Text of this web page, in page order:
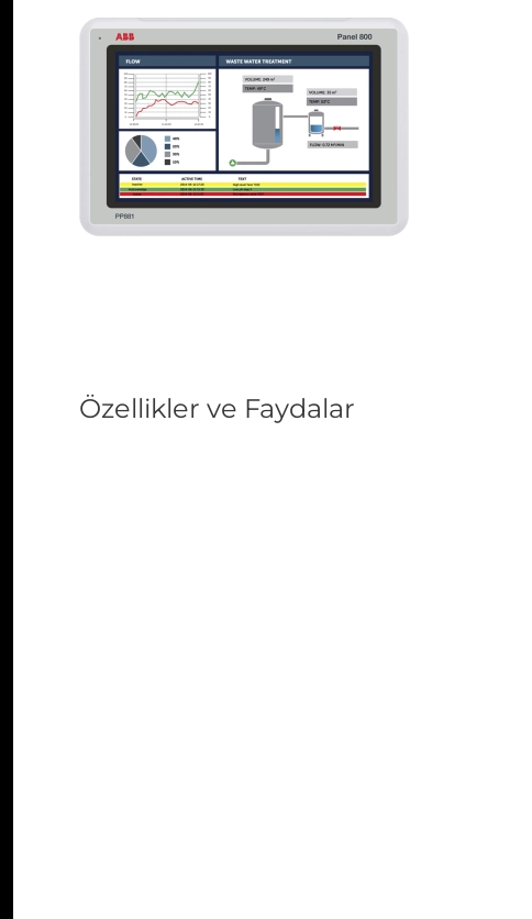
Özellikler ve Faydalar